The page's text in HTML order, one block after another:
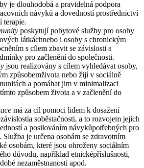
je dlouhodobá a pravidelná podpora
návyků a dovedností prostřednictví
terapie.
poskytují pobytové služby pro osoby
látkáchnebo i osoby s chronickým
s cílem zbavit se závislosti a
pro začlenění do společnosti.
jsou realizovány s cílem vyhledávat osoby,
způsobemživota nebo žijí v sociálně
a pomáhat jim v minimalizaci
způsobem života a v začlenění do
má za cíl pomoci lidem k dosažení
soběstačnosti, a to rozvojem jejich
a posilováním návykůpotřebných pro
Služba je určena osobám se zdravotním
osobám, které jsou ohroženy sociálním
důvodu, například etnicképříslušnosti,
nezaměstnanosti apod.